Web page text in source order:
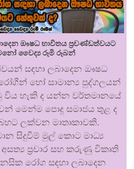
ඖෂධ භාවිතය ප්‍රචණ්ඩත්වයට
වෛද්‍ය රූමි රූබන්
සඳහා ලබාදෙන ඖෂධ
හෝ සාමාන්‍ය පුද්ගලයන්
හැකි ද යන්න වර්තමානයේ
මෙන්ම පොදු සමාජය තුළ ද
ලක්වන මාතෘකාවකි.
සිදුවීම් මුල් කොට මාධ්‍ය
ප්‍රචාර සහ කරුණු විකෘති
රෝග සඳහා ලබාදෙන